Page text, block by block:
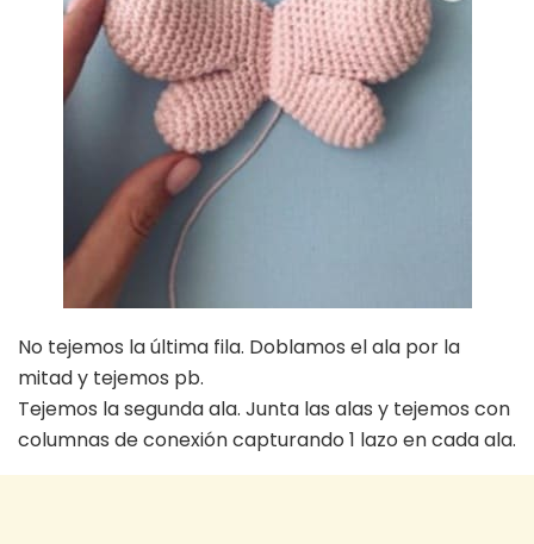
No tejemos la última fila. Doblamos el ala por la
mitad y tejemos pb.
Tejemos la segunda ala. Junta las alas y tejemos con
columnas de conexión capturando 1 lazo en cada ala.